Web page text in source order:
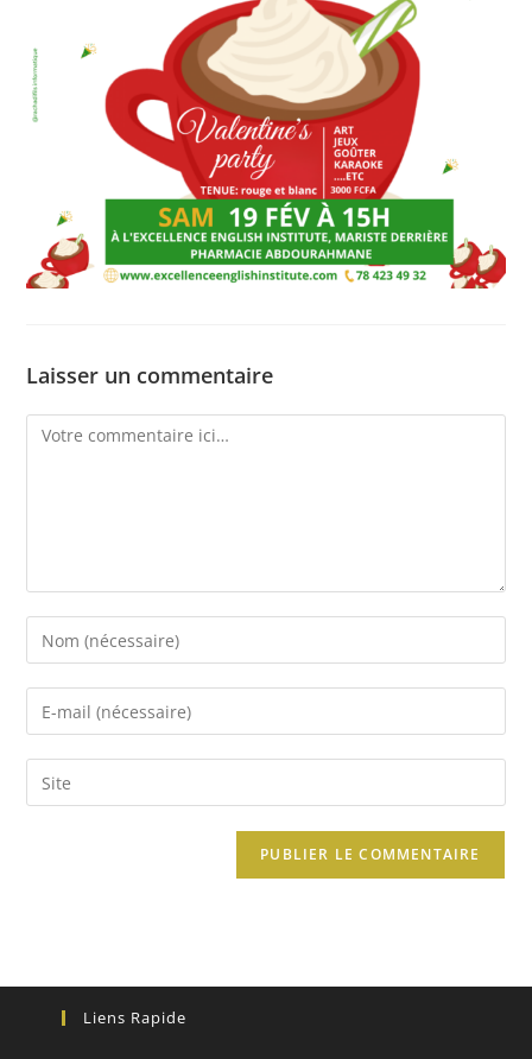
Laisser un commentaire
Liens Rapide